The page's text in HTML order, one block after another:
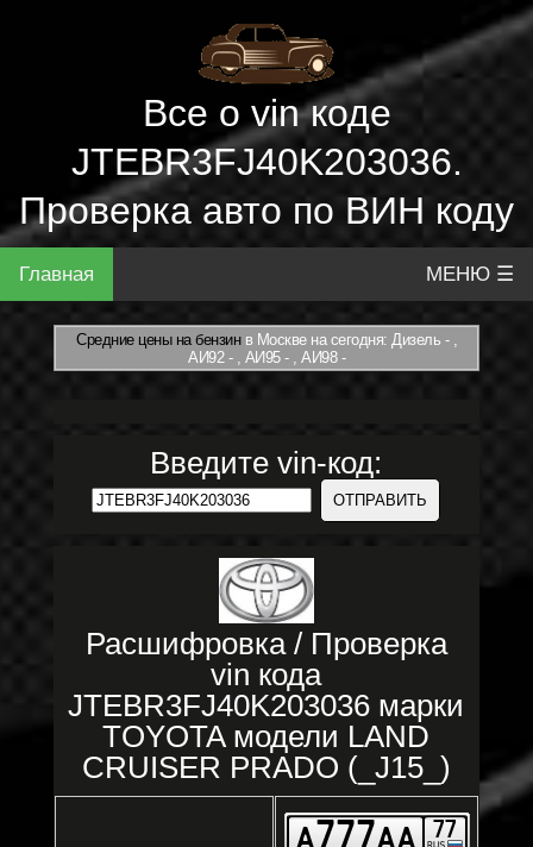
Все о vin коде
JTEBR3FJ40K203036.
Проверка авто по ВИН коду
Главная МЕНЮ ☰
Средние цены на бензинв Москве на сегодня: Дизель - ,
АИ92 - , АИ95 - , АИ98 -
Введите vin-код:
Расшифровка / Проверка
vin кода
JTEBR3FJ40K203036 марки
TOYOTA модели LAND
CRUISER PRADO (_J15_)